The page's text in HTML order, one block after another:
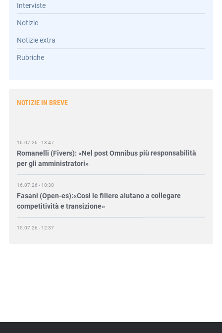
Interviste
Notizie
Notizie extra
Rubriche
NOTIZIE IN BREVE
Romanelli (Fivers): «Nel post Omnibus più responsabilità
per gli amministratori»
16.07.26 - 10:30
Fasani (Open-es):«Così le filiere aiutano a collegare
competitività e transizione»
15.07.26 - 12:37
Locati (De Nora): «Il valore di una governance forte»